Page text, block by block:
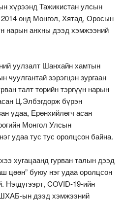
хүрээнд Тажикистан улсын
онд Монгол, Хятад, Оросын
нарын анхны дээд хэмжээний
уулзалт Шанхайн хамтын
чуулгантай зэрэгцэн зургаан
талт төрийн тэргүүн нарын
Ц.Элбэгдорж бүрэн
удаа, Ерөнхийлөгч асан
Монгол Улсын
удаа тус тус оролцсон байна.
хугацаанд гурван талын дээд
цөөн” буюу нэг удаа оролцсон
Нэгдүгээрт, COVID-19-ийн
ын дээд хэмжээний